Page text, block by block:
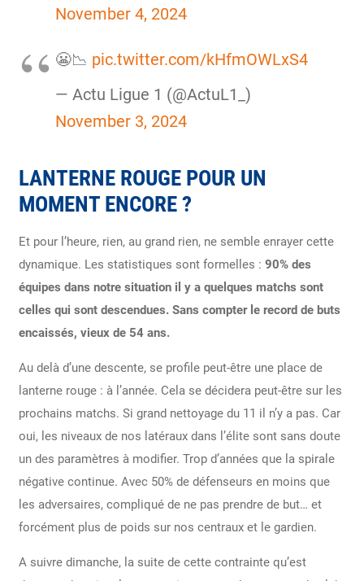
November 4, 2024
😬📉 pic.twitter.com/kHfmOWLxS4
— Actu Ligue 1 (@ActuL1_)
November 3, 2024
LANTERNE ROUGE POUR UN
MOMENT ENCORE ?
Et pour l’heure, rien, au grand rien, ne semble enrayer cette
dynamique. Les statistiques sont formelles : 90% des
équipes dans notre situation il y a quelques matchs sont
celles qui sont descendues. Sans compter le record de buts
encaissés, vieux de 54 ans.
Au delà d’une descente, se profile peut-être une place de
lanterne rouge : à l’année. Cela se décidera peut-être sur les
prochains matchs. Si grand nettoyage du 11 il n’y a pas. Car
oui, les niveaux de nos latéraux dans l’élite sont sans doute
un des paramètres à modifier. Trop d’années que la spirale
négative continue. Avec 50% de défenseurs en moins que
les adversaires, compliqué de ne pas prendre de but… et
forcément plus de poids sur nos centraux et le gardien.
A suivre dimanche, la suite de cette contrainte qu’est